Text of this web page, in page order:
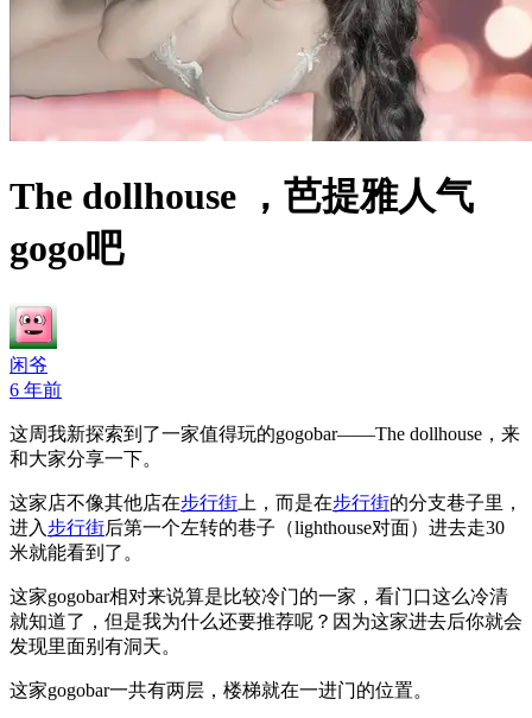
The dollhouse ，芭提雅人气
gogo吧
闲爷
6 年前
这周我新探索到了一家值得玩的gogobar——The dollhouse，来
和大家分享一下。
这家店不像其他店在步行街 上，而是在步行街的分支巷子里，
进入步行街后第一个左转的巷子（lighthouse对面）进去走30
米就能看到了。
这家gogobar相对来说算是比较冷门的一家，看门口这么冷清
就知道了，但是我为什么还要推荐呢？因为这家进去后你就会
发现里面别有洞天。
这家gogobar一共有两层，楼梯就在一进门的位置。